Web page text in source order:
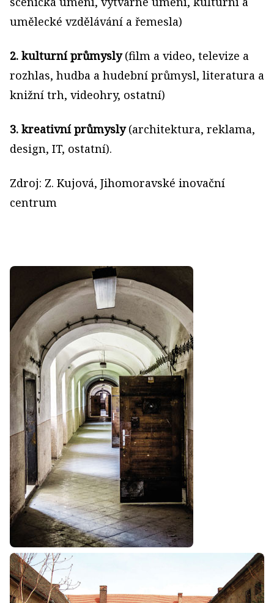
umělecké vzdělávání a řemesla)
2. kulturní průmysly(film a video, televize a
rozhlas, hudba a hudební průmysl, literatura a
knižní trh, videohry, ostatní)
3. kreativní průmysly(architektura, reklama,
design, IT, ostatní).
Zdroj: Z. Kujová, Jihomoravské inovační
centrum